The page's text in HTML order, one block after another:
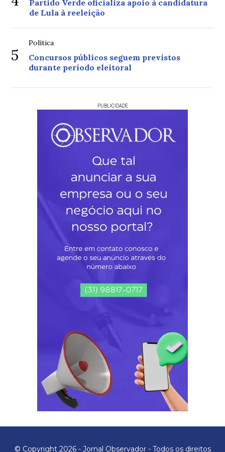
Partido Verde oficializa apoio à candidatura
de Lula à reeleição
5
Política
Concursos públicos seguem previstos
durante período eleitoral
PUBLICIDADE
© Copyright 2026 - Jornal Observador - Todos os direitos